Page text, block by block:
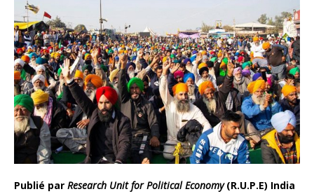
Publié par Research Unit for Political Economy(R.U.P.E) India